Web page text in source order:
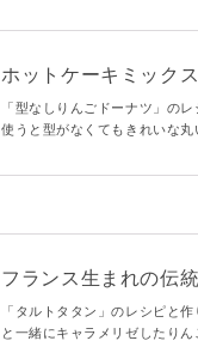
ホットケーキミック
ごドーナツ」
「型なしりんごドーナツ」の
使うと型がなくてもきれいな
♪
フランス生まれの伝
「タルトタタン」のレシピと
と一緒にキャラメリゼしたり